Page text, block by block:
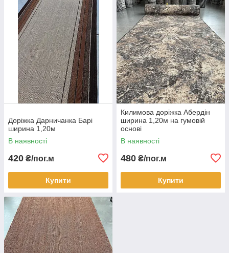
Доріжка Дарничанка Барі
ширина 1,20м
В наявності
420 ₴/пог.м
Купити
Килимова доріжка Абердін
ширина 1,20м на гумовій
основі
В наявності
480 ₴/пог.м
Купити